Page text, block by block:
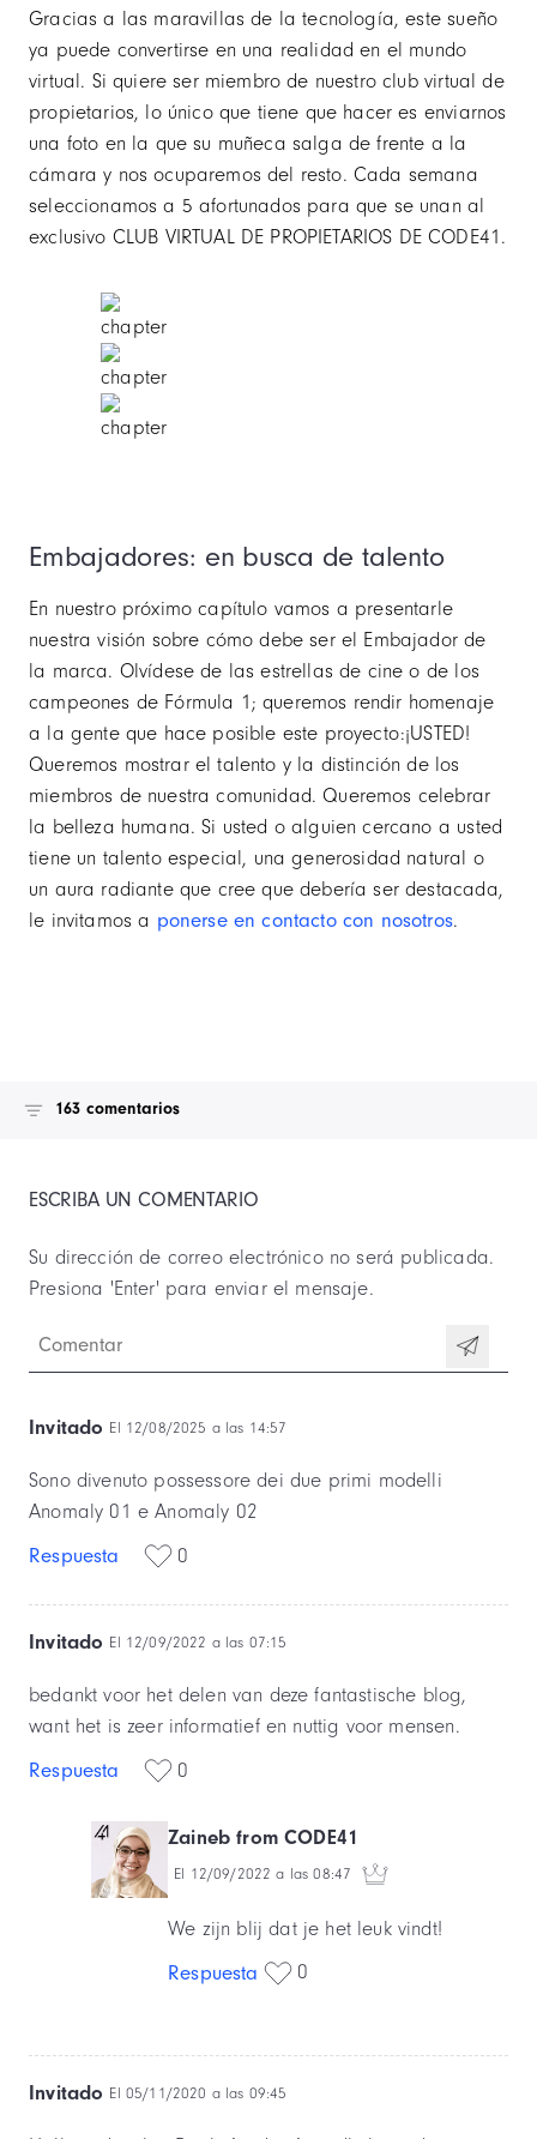
Gracias a las maravillas de la tecnología, este sueño
ya puede convertirse en una realidad en el mundo
virtual. Si quiere ser miembro de nuestro club virtual de
propietarios, lo único que tiene que hacer es enviarnos
una foto en la que su muñeca salga de frente a la
cámara y nos ocuparemos del resto. Cada semana
seleccionamos a 5 afortunados para que se unan al
exclusivo CLUB VIRTUAL DE PROPIETARIOS DE CODE41.
Embajadores: en busca de talento
En nuestro próximo capítulo vamos a presentarle
nuestra visión sobre cómo debe ser el Embajador de
la marca. Olvídese de las estrellas de cine o de los
campeones de Fórmula 1; queremos rendir homenaje
a la gente que hace posible este proyecto:¡USTED!
Queremos mostrar el talento y la distinción de los
miembros de nuestra comunidad. Queremos celebrar
la belleza humana. Si usted o alguien cercano a usted
tiene un talento especial, una generosidad natural o
un aura radiante que cree que debería ser destacada,
le invitamos a ponerse en contacto con nosotros.
163 comentarios
ESCRIBA UN COMENTARIO
Su dirección de correo electrónico no será publicada.
Invitado El 12/08/2025 a las 14:57
Sono divenuto possessore dei due primi modelli
Anomaly 01 e Anomaly 02
Respuesta
0
Invitado El 12/09/2022 a las 07:15
bedankt voor het delen van deze fantastische blog,
want het is zeer informatief en nuttig voor mensen.
Respuesta
0
Zaineb from CODE41
El 12/09/2022 a las 08:47
We zijn blij dat je het leuk vindt!
Respuesta
0
Invitado El 05/11/2020 a las 09:45